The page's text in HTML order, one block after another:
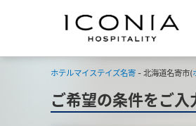
ホテルマイステイズ名寄 - 北海道名寄市(
ご希望の条件をご入